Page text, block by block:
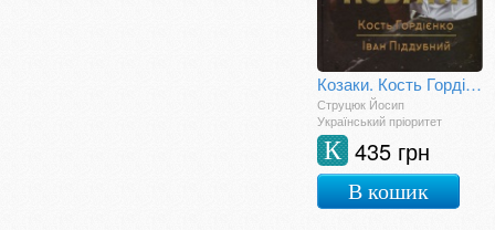
Козаки. Кость Гордієнко. Іван Піддубний
Струцюк Йосип
Український пріоритет
435 грн
К
В кошик